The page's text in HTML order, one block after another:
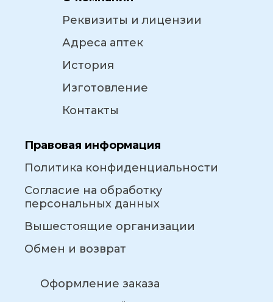
Реквизиты и лицензии
Адреса аптек
История
Изготовление
Контакты
Правовая информация
Политика конфиденциальности
Согласие на обработку
персональных данных
Вышестоящие организации
Обмен и возврат
Оформление заказа